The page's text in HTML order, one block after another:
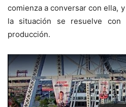
comienza a conversar con ella,
la situación se resuelve
producción.